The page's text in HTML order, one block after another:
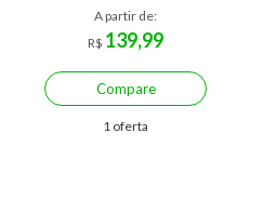
A partir de:
R$ 139,99
Compare
1 oferta